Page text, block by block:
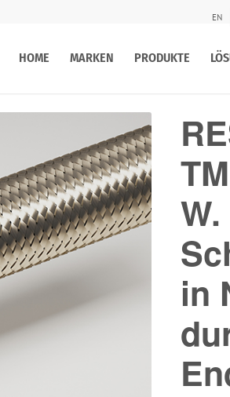
EN
HOME MARKEN PRODUKTE
W.
in